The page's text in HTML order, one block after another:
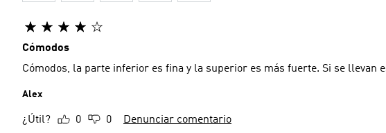
Cómodos
Cómodos, la parte inferior es fina y la superior es más fuerte. Si se llevan
Alex
¿Útil? 0 0 Denunciar comentario